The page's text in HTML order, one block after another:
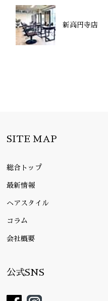
新高円寺店
SITE MAP
総合トップ
最新情報
ヘアスタイル
コラム
会社概要
公式SNS